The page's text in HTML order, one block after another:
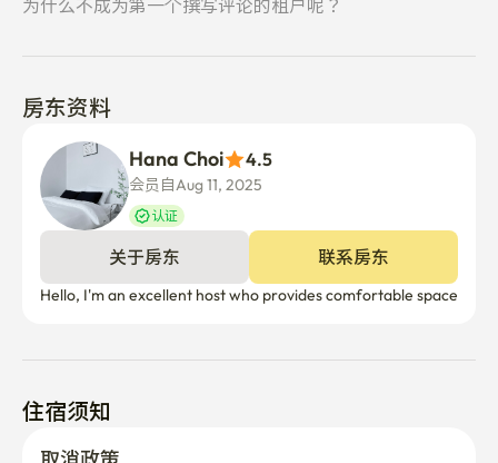
灯/抽屉/烘干机/熨衣机
- 衣橱
冰箱旁边的衣橱 / 床下三个 / 一个大窗户抽屉（见照片）
- 厨房厨具
🎯 特别规定
- 你应该避免造成楼层间噪音的活动，比如大爆炸或可能
伤害邻居的聚会。
为什么不成为第一个撰写评论的租户呢？
房东资料
Hana Choi 4.5
会员自Aug 11, 2025
认证
关于房东 联系房东
Hello, I'm an excellent host who provides comfortable space
住宿须知